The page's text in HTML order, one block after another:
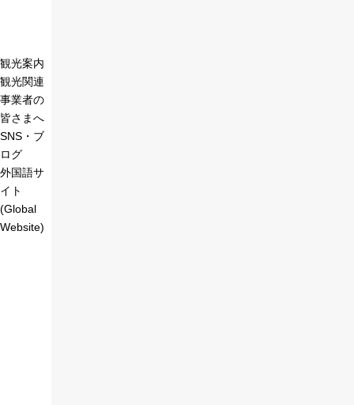
観光案内
観光関連
事業者の
皆さまへ
SNS・ブ
ログ
外国語サ
イト
(Global
Website)